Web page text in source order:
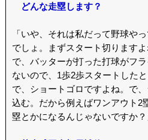
どんな走塁します？
「いや、それは私だって野球や
でしょ。まずスタート切ります
で、バッターが打った打球がフ
ないので、1歩2歩スタートした
で、ショートゴロですよね。で
込む。だから例えばワンアウト2
塁とかになるんじゃないですか？